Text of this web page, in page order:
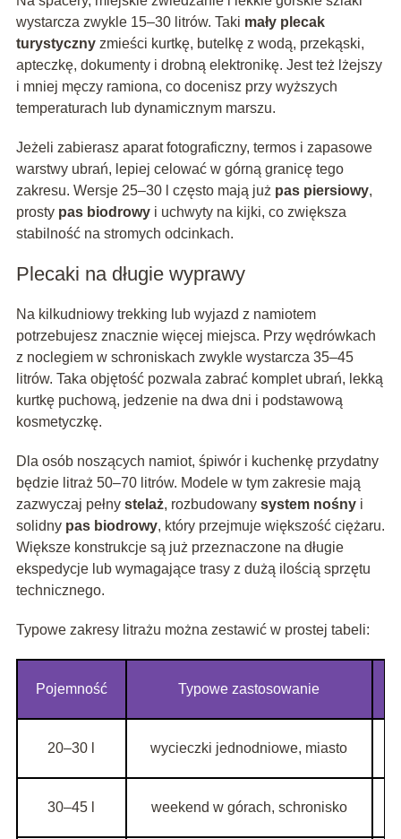
wystarcza zwykle 15–30 litrów. Taki mały plecak
turystycznyzmieści kurtkę, butelkę z wodą, przekąski,
apteczkę, dokumenty i drobną elektronikę. Jest też lżejszy
i mniej męczy ramiona, co docenisz przy wyższych
temperaturach lub dynamicznym marszu.
Jeżeli zabierasz aparat fotograficzny, termos i zapasowe
warstwy ubrań, lepiej celować w górną granicę tego
zakresu. Wersje 25–30 l często mają już pas piersiowy,
prosty pas biodrowyi uchwyty na kijki, co zwiększa
stabilność na stromych odcinkach.
Plecaki na długie wyprawy
Na kilkudniowy trekking lub wyjazd z namiotem
potrzebujesz znacznie więcej miejsca. Przy wędrówkach
z noclegiem w schroniskach zwykle wystarcza 35–45
litrów. Taka objętość pozwala zabrać komplet ubrań, lekką
kurtkę puchową, jedzenie na dwa dni i podstawową
kosmetyczkę.
Dla osób noszących namiot, śpiwór i kuchenkę przydatny
będzie litraż 50–70 litrów. Modele w tym zakresie mają
zazwyczaj pełny stelaż, rozbudowany system nośnyi
solidny pas biodrowy, który przejmuje większość ciężaru.
Większe konstrukcje są już przeznaczone na długie
ekspedycje lub wymagające trasy z dużą ilością sprzętu
technicznego.
Typowe zakresy litrażu można zestawić w prostej tabeli:
Pojemność Typowe zastosowanie
20–30 l wycieczki jednodniowe, miasto
30–45 l weekend w górach, schronisko